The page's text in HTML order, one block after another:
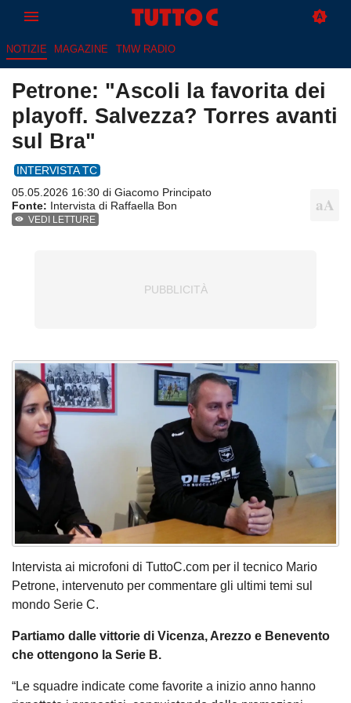
NOTIZIE MAGAZINE TMW RADIO
Petrone: "Ascoli la favorita dei
playoff. Salvezza? Torres avanti
sul Bra"
INTERVISTA TC
05.05.2026 16:30 di Giacomo Principato
Fonte: Intervista di Raffaella Bon
VEDI LETTURE
Intervista ai microfoni di TuttoC.com per il tecnico Mario
Petrone, intervenuto per commentare gli ultimi temi sul
mondo Serie C.
Partiamo dalle vittorie di Vicenza, Arezzo e Benevento
che ottengono la Serie B.
“Le squadre indicate come favorite a inizio anno hanno